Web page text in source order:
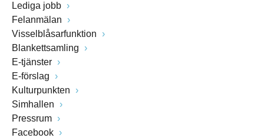
Lediga jobb
Felanmälan
Visselblåsarfunktion
Blankettsamling
E-tjänster
E-förslag
Kulturpunkten
Simhallen
Pressrum
Facebook